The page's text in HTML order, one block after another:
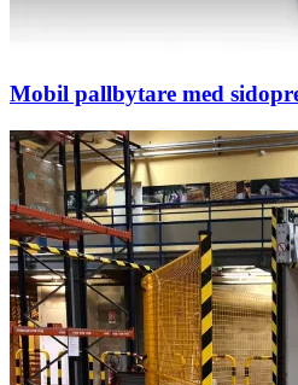
Mobil pallbytare med